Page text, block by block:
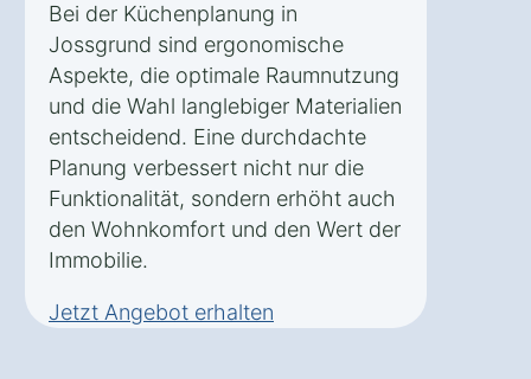
Bei der Küchenplanung in
Jossgrund sind ergonomische
Aspekte, die optimale Raumnutzung
und die Wahl langlebiger Materialien
entscheidend. Eine durchdachte
Planung verbessert nicht nur die
Funktionalität, sondern erhöht auch
den Wohnkomfort und den Wert der
Immobilie.
Jetzt Angebot erhalten